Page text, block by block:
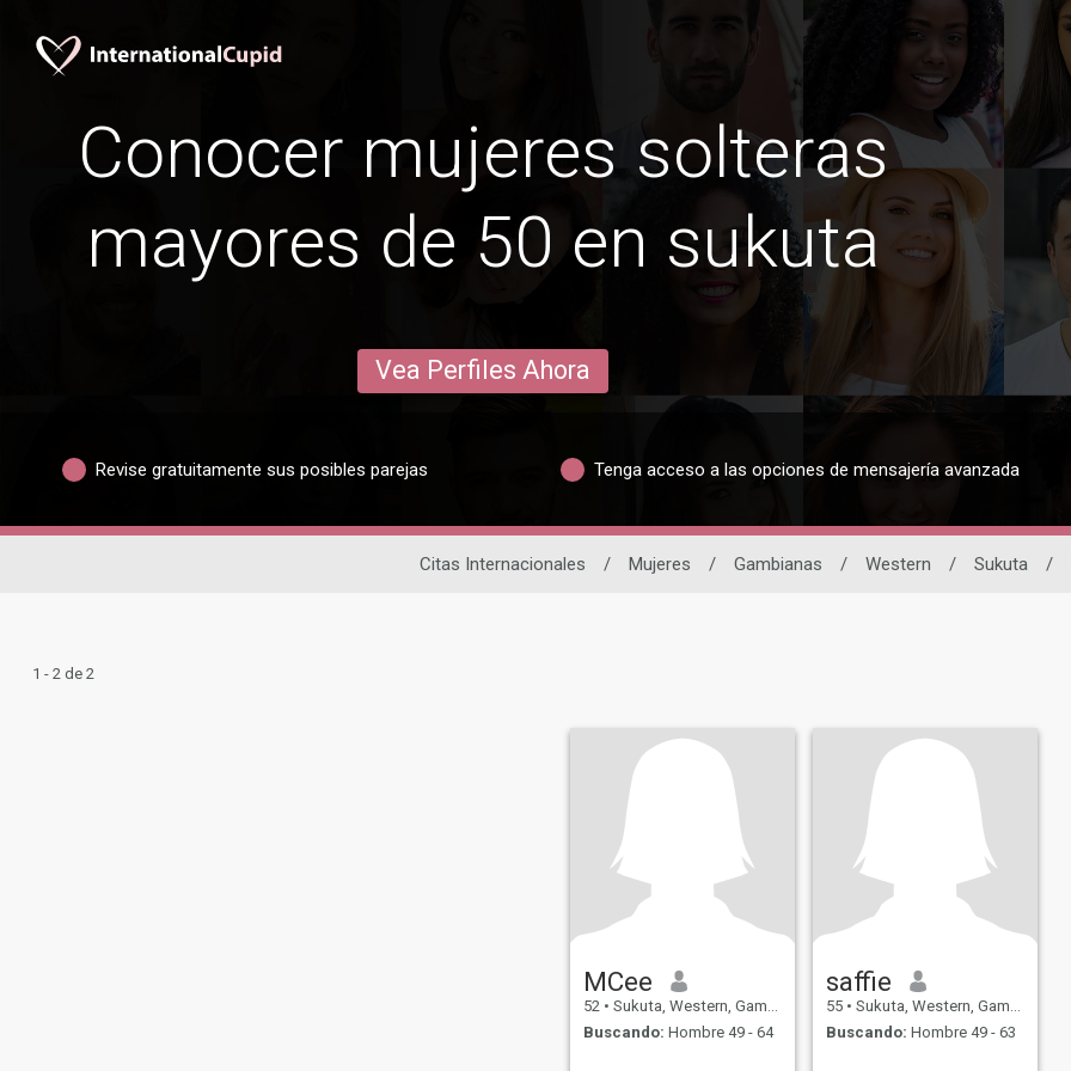
Conocer mujeres solteras
mayores de 50 en sukuta
Vea Perfiles Ahora
Revise gratuitamente sus posibles parejas Tenga acceso a las opciones de mensajería avanzada
Citas Internacionales / Mujeres / Gambianas / Western / Sukuta /
1 - 2 de 2
MCee
52 • Sukuta, Western, Gambia
Buscando: Hombre 49 - 64
saffie
55 • Sukuta, Western, Gambia
Buscando: Hombre 49 - 63